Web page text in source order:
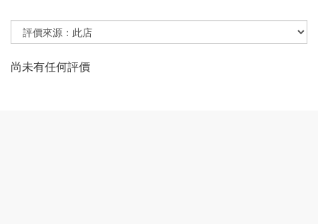
尚未有任何評價